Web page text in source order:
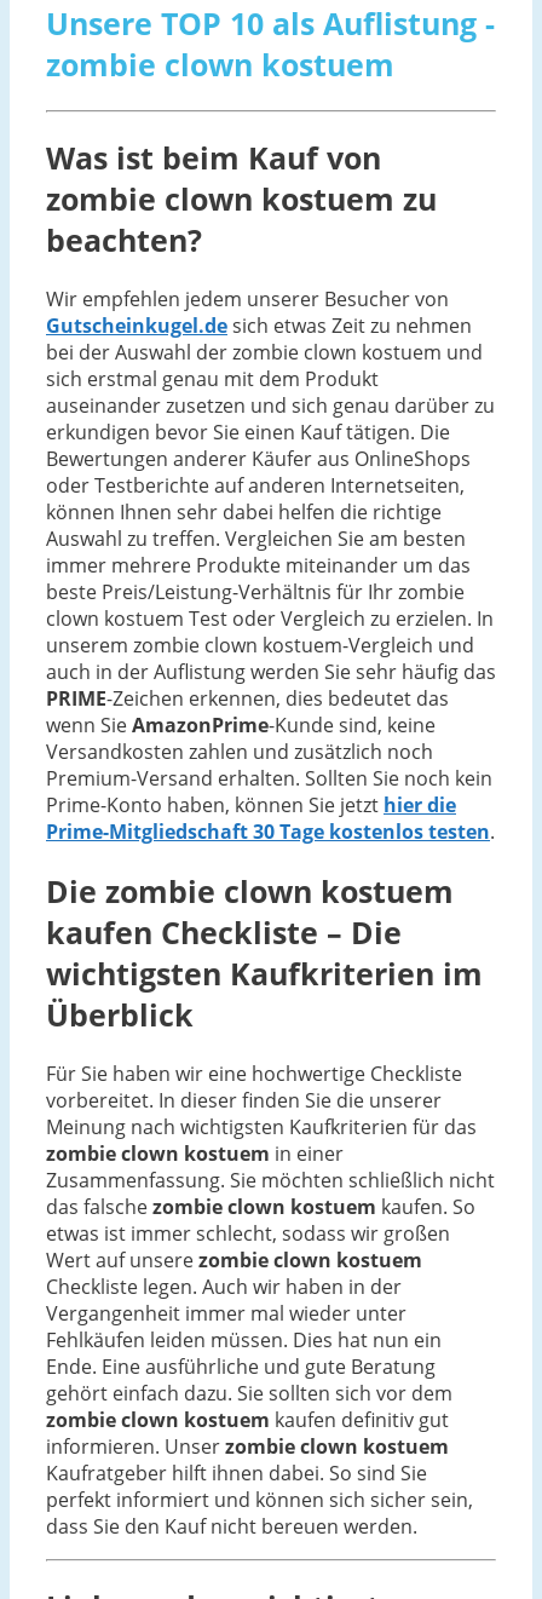
Unsere TOP 10 als Auflistung -
zombie clown kostuem
Was ist beim Kauf von
zombie clown kostuem zu
beachten?
Wir empfehlen jedem unserer Besucher von
Gutscheinkugel.desich etwas Zeit zu nehmen
bei der Auswahl der zombie clown kostuem und
sich erstmal genau mit dem Produkt
auseinander zusetzen und sich genau darüber zu
erkundigen bevor Sie einen Kauf tätigen. Die
Bewertungen anderer Käufer aus OnlineShops
oder Testberichte auf anderen Internetseiten,
können Ihnen sehr dabei helfen die richtige
Auswahl zu treffen. Vergleichen Sie am besten
immer mehrere Produkte miteinander um das
beste Preis/Leistung-Verhältnis für Ihr zombie
clown kostuem Test oder Vergleich zu erzielen. In
unserem zombie clown kostuem-Vergleich und
auch in der Auflistung werden Sie sehr häufig das
PRIME-Zeichen erkennen, dies bedeutet das
wenn SieAmazonPrime-Kunde sind, keine
Versandkosten zahlen und zusätzlich noch
Premium-Versand erhalten. Sollten Sie noch kein
Prime-Konto haben, können Sie jetzt hier die
Prime-Mitgliedschaft 30 Tage kostenlos testen.
Die zombie clown kostuem
kaufen Checkliste – Die
wichtigsten Kaufkriterien im
Überblick
Für Sie haben wir eine hochwertige Checkliste
vorbereitet. In dieser finden Sie die unserer
Meinung nach wichtigsten Kaufkriterien für das
zombie clown kostuem in einer
Zusammenfassung. Sie möchten schließlich nicht
das falschezombie clown kostuem kaufen. So
etwas ist immer schlecht, sodass wir großen
Wert auf unserezombie clown kostuem
Checkliste legen. Auch wir haben in der
Vergangenheit immer mal wieder unter
Fehlkäufen leiden müssen. Dies hat nun ein
Ende. Eine ausführliche und gute Beratung
gehört einfach dazu. Sie sollten sich vor dem
zombie clown kostuem kaufen definitiv gut
informieren. Unserzombie clown kostuem
Kaufratgeber hilft ihnen dabei. So sind Sie
perfekt informiert und können sich sicher sein,
dass Sie den Kauf nicht bereuen werden.